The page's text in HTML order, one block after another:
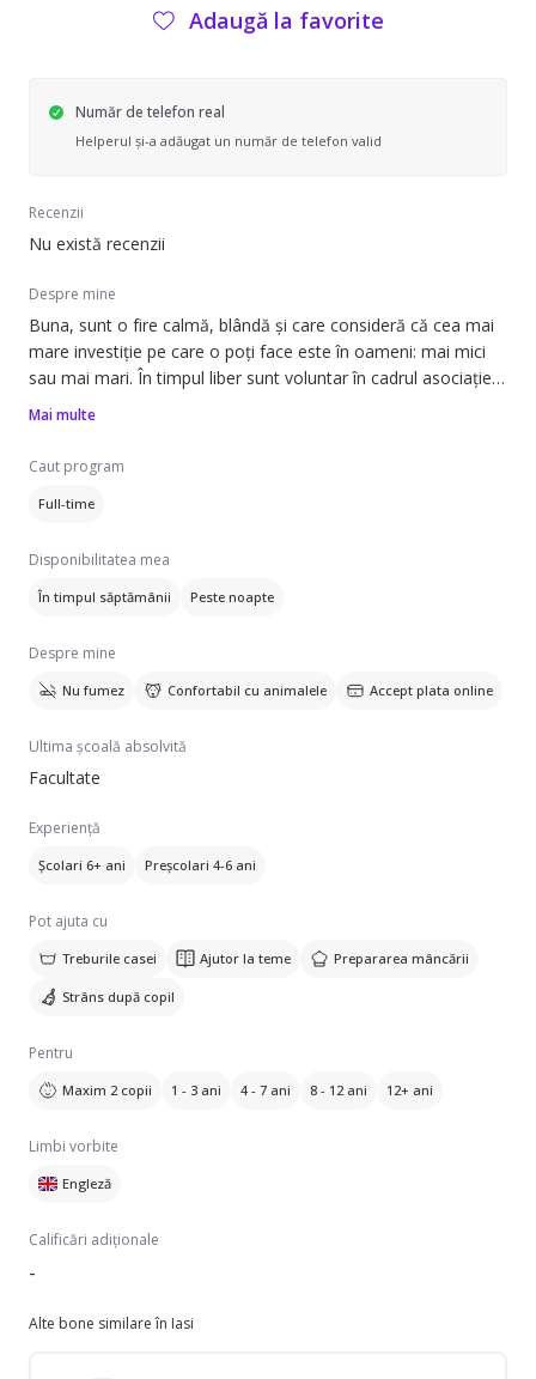
Adaugă la favorite
Număr de telefon real
Helperul și-a adăugat un număr de telefon valid
Recenzii
Nu există recenzii
Despre mine
Buna, sunt o fire calmă, blândă și care consideră că cea mai
mare investiție pe care o poți face este în oameni: mai mici
sau mai mari. În timpul liber sunt voluntar în cadrul asociației
Micii Exploratori. O asociație a cărei viziune este sa ofere
experiențial. Aici îmi exersez pasiunile mele precum: desenat,
Mai multe
Caut program
Full-time
Disponibilitatea mea
În timpul săptămânii Peste noapte
Despre mine
Nu fumez Confortabil cu animalele Accept plata online
Ultima școală absolvită
Facultate
Experiență
Școlari 6+ ani Preșcolari 4-6 ani
Pot ajuta cu
Treburile casei Ajutor la teme Prepararea mâncării
Strâns după copil
Pentru
Maxim 2 copii 1 - 3 ani 4 - 7 ani 8 - 12 ani 12+ ani
Limbi vorbite
Engleză
Calificări adiționale
-
Alte bone similare în Iasi